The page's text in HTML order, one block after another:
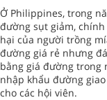
Ở Philippines, trong
đường sụt giảm,
hại của người trồng
đường giá rẻ nhưng
bằng giá đường trong
nhập khẩu đường
cho các hội viên.